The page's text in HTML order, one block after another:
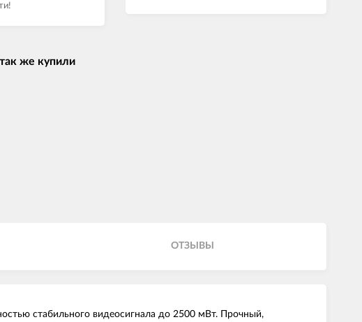
же купили
ОТЗЫВЫ
стабильного видеосигнала до 2500 мВт. Прочный,